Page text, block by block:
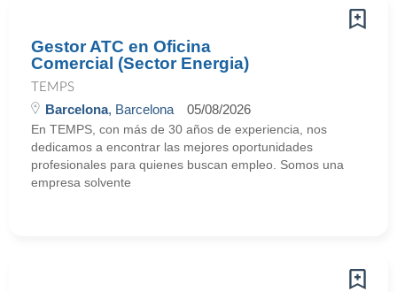
Gestor ATC en Oficina
Comercial (Sector Energia)
TEMPS
Barcelona, Barcelona 05/08/2026
En TEMPS, con más de 30 años de experiencia, nos
dedicamos a encontrar las mejores oportunidades
profesionales para quienes buscan empleo. Somos una
empresa solvente